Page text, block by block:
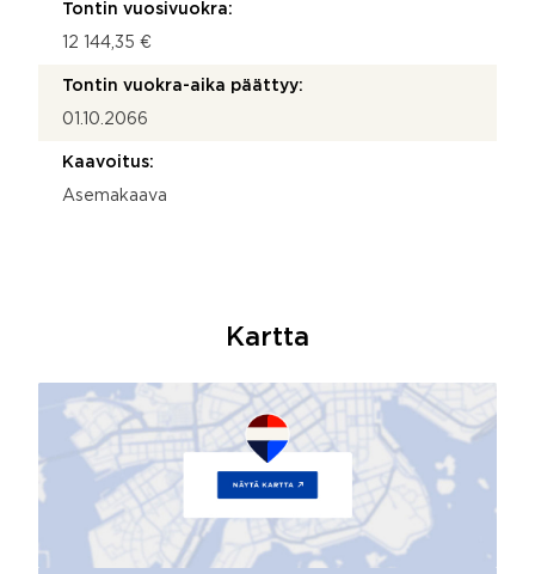
Tontin vuosivuokra:
12 144,35 €
Tontin vuokra-aika päättyy:
01.10.2066
Kaavoitus:
Asemakaava
Kartta